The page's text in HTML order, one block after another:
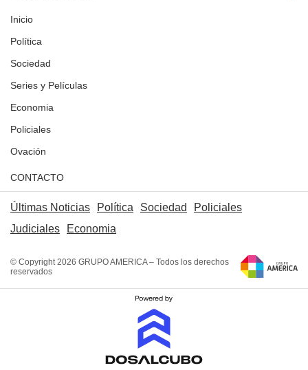
Inicio
Política
Sociedad
Series y Películas
Economia
Policiales
Ovación
CONTACTO
Últimas Noticias Política Sociedad
Policiales
Judiciales
Economia
© Copyright 2026 GRUPO AMERICA – Todos los derechos
reservados